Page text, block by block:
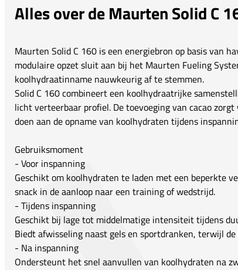
Alles over de Maurten Solid C
Maurten Solid C 160 is een energiebron op basis van
modulaire opzet sluit aan bij het Maurten Fueling
koolhydraatinname nauwkeurig af te stemmen.
Solid C 160 combineert een koolhydraatrijke
licht verteerbaar profiel. De toevoeging van cacao
doen aan de opname van koolhydraten tijdens
Gebruiksmoment
- Voor inspanning
Geschikt om koolhydraten te laden met een beperkte
snack in de aanloop naar een training of wedstrijd.
- Tijdens inspanning
Geschikt bij lage tot middelmatige intensiteit tijdens
Biedt afwisseling naast gels en sportdranken, terwijl
- Na inspanning
Ondersteunt het snel aanvullen van koolhydraten na